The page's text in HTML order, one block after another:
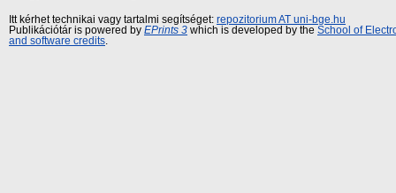
Itt kérhet technikai vagy tartalmi segítséget: repozitorium AT uni-bge.hu
Publikációtár is powered by EPrints 3 which is developed by the School of
and software credits